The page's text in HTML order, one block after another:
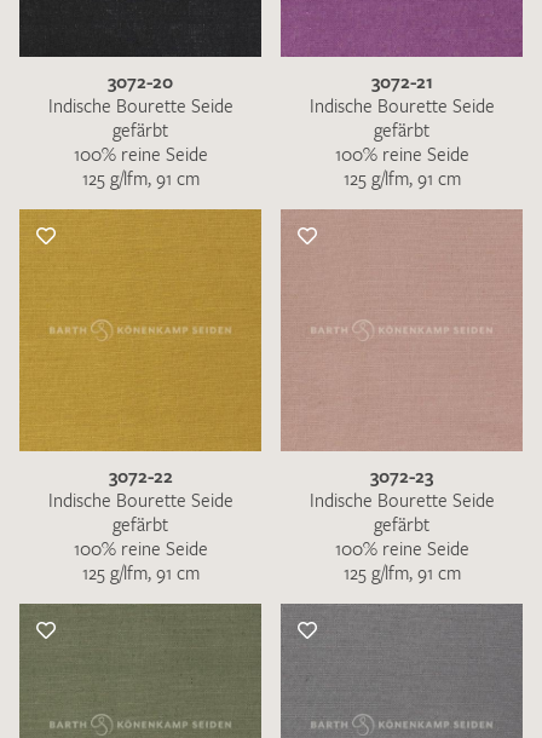
3072-20
Indische Bourette Seide
gefärbt
100% reine Seide
125 g/lfm, 91 cm
3072-21
Indische Bourette Seide
gefärbt
100% reine Seide
125 g/lfm, 91 cm
3072-22
Indische Bourette Seide
gefärbt
100% reine Seide
125 g/lfm, 91 cm
3072-23
Indische Bourette Seide
gefärbt
100% reine Seide
125 g/lfm, 91 cm